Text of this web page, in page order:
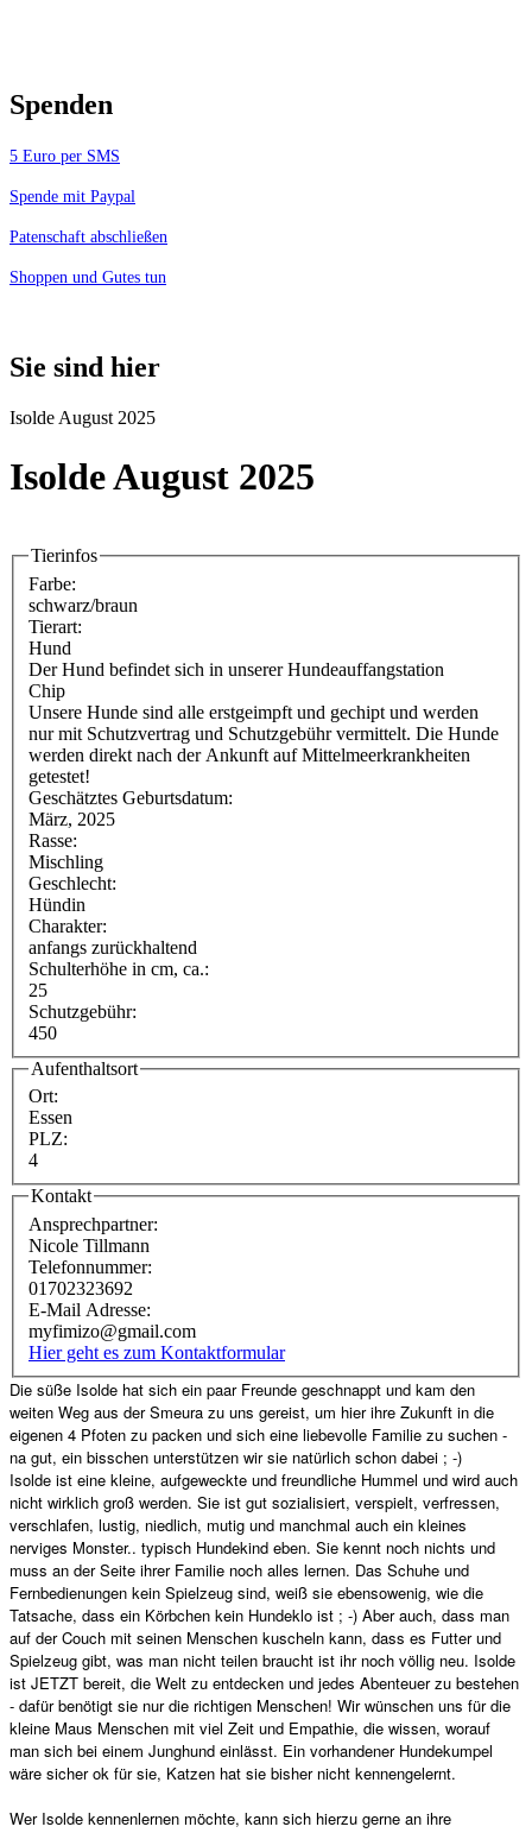
Spenden
5 Euro per SMS
Spende mit Paypal
Patenschaft abschließen
Shoppen und Gutes tun
Sie sind hier
Isolde August 2025
Isolde August 2025
Tierinfos
Farbe:
schwarz/braun
Tierart:
Hund
Der Hund befindet sich in unserer Hundeauffangstation
Chip
Unsere Hunde sind alle erstgeimpft und gechipt und werden
nur mit Schutzvertrag und Schutzgebühr vermittelt. Die Hunde
werden direkt nach der Ankunft auf Mittelmeerkrankheiten
getestet!
Geschätztes Geburtsdatum:
März, 2025
Rasse:
Mischling
Geschlecht:
Hündin
Charakter:
anfangs zurückhaltend
Schulterhöhe in cm, ca.:
25
Schutzgebühr:
450
Aufenthaltsort
Ort:
Essen
PLZ:
4
Kontakt
Ansprechpartner:
Nicole Tillmann
Telefonnummer:
01702323692
E-Mail Adresse:
myfimizo@gmail.com
Hier geht es zum Kontaktformular
Die süße Isolde hat sich ein paar Freunde geschnappt und kam den
weiten Weg aus der Smeura zu uns gereist, um hier ihre Zukunft in die
eigenen 4 Pfoten zu packen und sich eine liebevolle Familie zu suchen -
na gut, ein bisschen unterstützen wir sie natürlich schon dabei ; -)
Isolde ist eine kleine, aufgeweckte und freundliche Hummel und wird auch
nicht wirklich groß werden. Sie ist gut sozialisiert, verspielt, verfressen,
verschlafen, lustig, niedlich, mutig und manchmal auch ein kleines
nerviges Monster.. typisch Hundekind eben. Sie kennt noch nichts und
muss an der Seite ihrer Familie noch alles lernen. Das Schuhe und
Fernbedienungen kein Spielzeug sind, weiß sie ebensowenig, wie die
Tatsache, dass ein Körbchen kein Hundeklo ist ; -) Aber auch, dass man
auf der Couch mit seinen Menschen kuscheln kann, dass es Futter und
Spielzeug gibt, was man nicht teilen braucht ist ihr noch völlig neu. Isolde
ist JETZT bereit, die Welt zu entdecken und jedes Abenteuer zu bestehen
- dafür benötigt sie nur die richtigen Menschen! Wir wünschen uns für die
kleine Maus Menschen mit viel Zeit und Empathie, die wissen, worauf
man sich bei einem Junghund einlässt. Ein vorhandener Hundekumpel
wäre sicher ok für sie, Katzen hat sie bisher nicht kennengelernt.
Wer Isolde kennenlernen möchte, kann sich hierzu gerne an ihre